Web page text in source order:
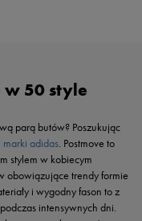
w 50 style
parą butów? Poszukując
marki adidas. Postmove to
stylem w kobiecym
obowiązujące trendy formie
i wygodny fason to z
intensywnych dni.